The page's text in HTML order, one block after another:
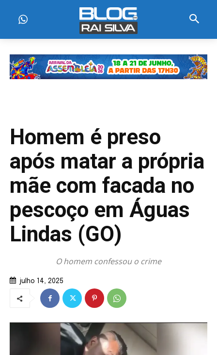
Homem é preso
após matar a própria
mãe com facada no
pescoço em Águas
Lindas (GO)
O homem confessou o crime
julho 14, 2025